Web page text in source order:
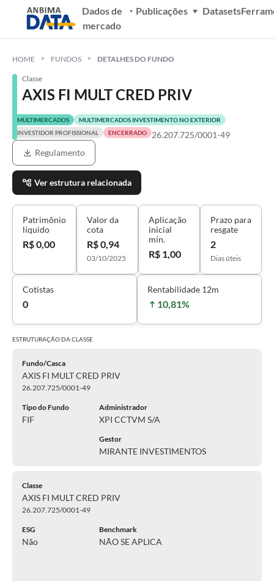
Dados de
mercado
Publicações Datasets
HOME FUNDOS DETALHES DO FUNDO
Classe
AXIS FI MULT CRED PRIV
MULTIMERCADOS
MULTIMERCADOS INVESTIMENTO NO EXTERIOR
INVESTIDOR PROFISSIONAL
ENCERRADO
26.207.725/0001-49
Regulamento
Ver estrutura relacionada
Patrimônio
líquido
R$ 0,00
Valor da
cota
R$ 0,94
03/10/2025
Aplicação
inicial
mín.
R$ 1,00
Prazo para
resgate
2
Dias úteis
Cotistas
0
Rentabilidade 12m
10,81%
ESTRUTURAÇÃO DACLASSE
Fundo/Casca
AXIS FI MULT CRED PRIV
26.207.725/0001-49
Tipo do Fundo
FIF
Administrador
XPI CCTVM S/A
Gestor
MIRANTE INVESTIMENTOS
Classe
AXIS FI MULT CRED PRIV
26.207.725/0001-49
ESG
Não
Benchmark
NÃO SE APLICA